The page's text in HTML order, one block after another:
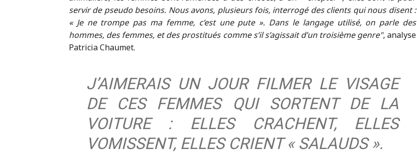
servir de pseudo besoins. Nous avons, plusieurs fois, interrogé des clients qui nous disent :
« Je ne trompe pas ma femme, c’est une pute ». Dans le langage utilisé, on parle des
hommes, des femmes, et des prostitués comme s’il s’agissait d’un troisième genre , analyse
Patricia Chaumet.
J’AIMERAIS UN JOUR FILMER LE VISAGE
DE CES FEMMES QUI SORTENT DE LA
VOITURE : ELLES CRACHENT, ELLES
VOMISSENT, ELLES CRIENT « SALAUDS ».